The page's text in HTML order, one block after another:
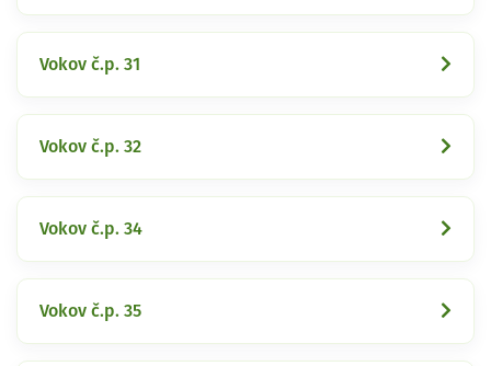
Vokov č.p. 31
Vokov č.p. 32
Vokov č.p. 34
Vokov č.p. 35